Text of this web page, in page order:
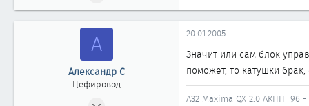
166
А
Александр С
Цефировод
20.01.2005
Значит или сам блок
поможет, то катушки
А32 Maxima QX 2.0 АКПП `96